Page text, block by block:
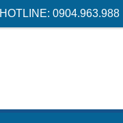
HOTLINE: 0904.963.988